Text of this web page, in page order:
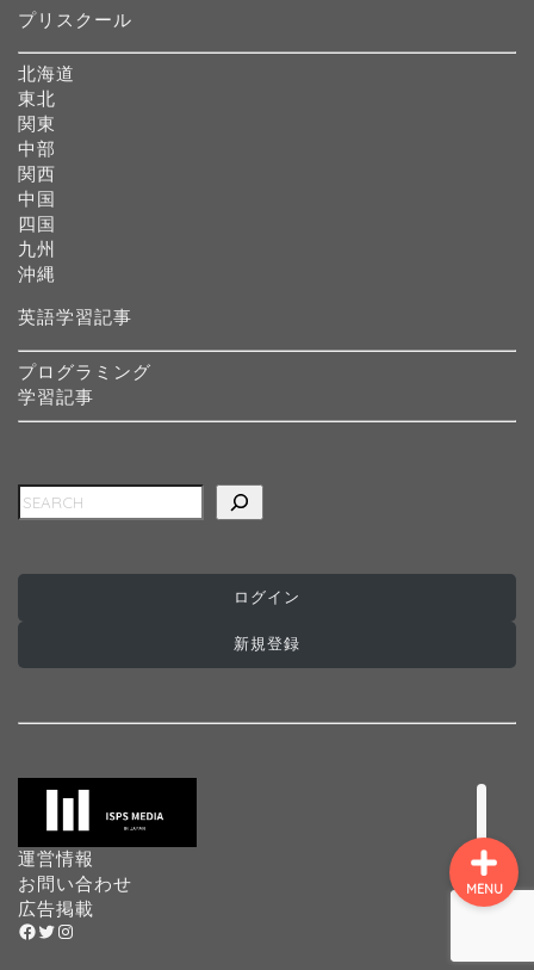
プリスクール
北海道
東北
関東
中部
関西
中国
四国
九州
沖縄
英語学習記事
プログラミング
学習記事
検索
ログイン
新規登録
運営情報
お問い合わせ
広告掲載
Facebook Twitter Instagram
MENU
インターナショナルスク
プログラミングスクール
プリスクール